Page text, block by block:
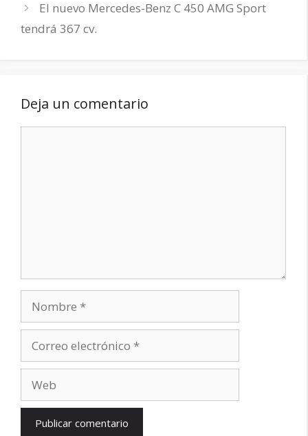
El nuevo Mercedes-Benz C 450 AMG Sport
tendrá 367 cv.
Deja un comentario
electrónico